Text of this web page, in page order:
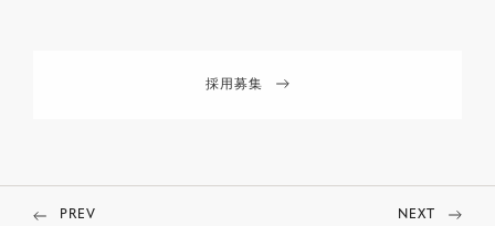
採用募集
PREV NEXT